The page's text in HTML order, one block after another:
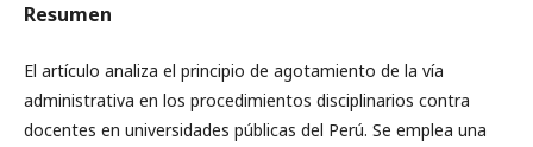
Resumen
El artículo analiza el principio de agotamiento de la vía
administrativa en los procedimientos disciplinarios contra
docentes en universidades públicas del Perú. Se emplea una